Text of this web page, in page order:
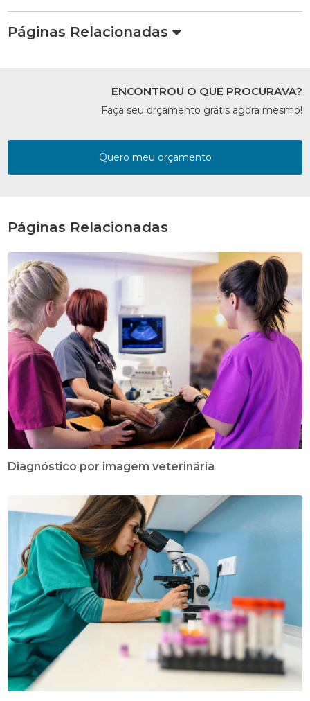
Páginas Relacionadas
ENCONTROU O QUE PROCURAVA?
Faça seu orçamento grátis agora mesmo!
Quero meu orçamento
Páginas Relacionadas
Diagnóstico por imagem veterinária